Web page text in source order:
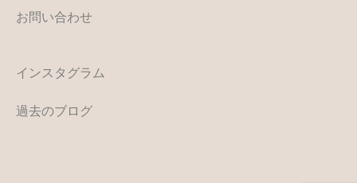
お問い合わせ
インスタグラム
過去のブログ